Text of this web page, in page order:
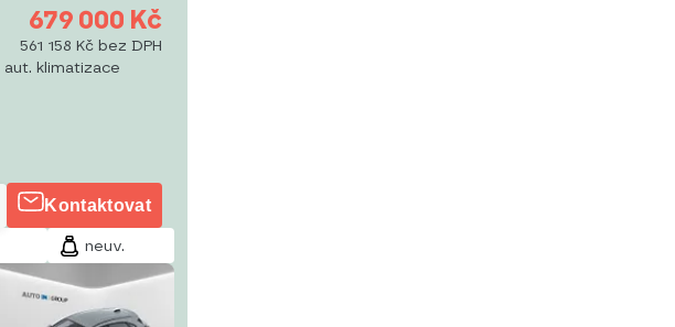
679 000 Kč
561 158 Kč bez DPH
aut. klimatizace
Kontaktovat
neuv.